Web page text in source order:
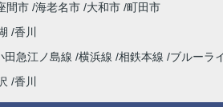
間市 海老名市 大和市 町田市
香川
田急江ノ島線 横浜線 相鉄本線
ブルーラ
香川